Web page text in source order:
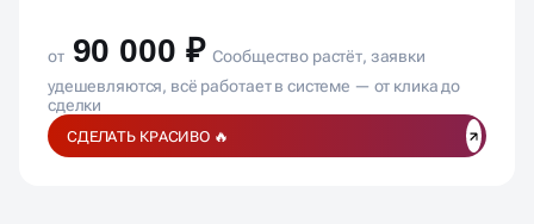
от 90 000 ₽ Сообщество растёт, заявки
удешевляются, всё работает в системе — от клика до
сделки
СДЕЛАТЬ КРАСИВО 🔥